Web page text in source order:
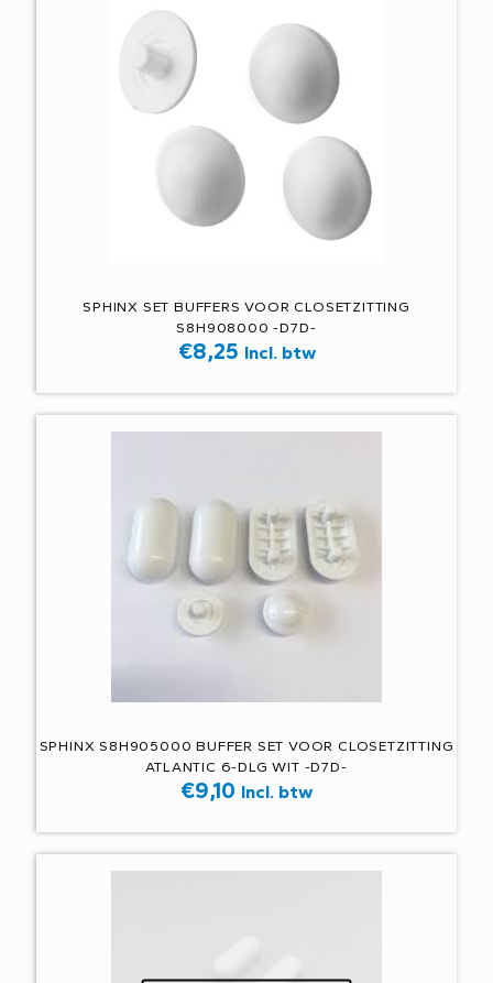
SPHINX SET BUFFERS VOOR CLOSETZITTING
S8H908000 -D7D-
€8,25 Incl. btw
SPHINX S8H905000 BUFFER SET VOOR CLOSETZITTING
ATLANTIC 6-DLG WIT -D7D-
€9,10 Incl. btw